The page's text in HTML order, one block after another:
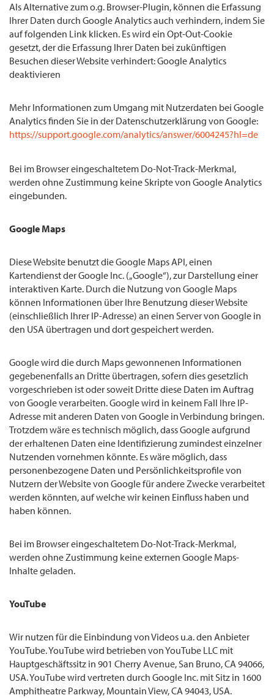
Als Alternative zum o.g. Browser-Plugin, können die Erfassung
Ihrer Daten durch Google Analytics auch verhindern, indem Sie
auf folgenden Link klicken. Es wird ein Opt-Out-Cookie
gesetzt, der die Erfassung Ihrer Daten bei zukünftigen
Besuchen dieser Website verhindert: Google Analytics
deaktivieren
Mehr Informationen zum Umgang mit Nutzerdaten bei Google
Analytics finden Sie in der Datenschutzerklärung von Google:
https://support.google.com/analytics/answer/6004245?hl=de
Bei im Browser eingeschaltetem Do-Not-Track-Merkmal,
werden ohne Zustimmung keine Skripte von Google Analytics
eingebunden.
Google Maps
Diese Website benutzt die Google Maps API, einen
Kartendienst der Google Inc. („Google“), zur Darstellung einer
interaktiven Karte. Durch die Nutzung von Google Maps
können Informationen über Ihre Benutzung dieser Website
(einschließlich Ihrer IP-Adresse) an einen Server von Google in
den USA übertragen und dort gespeichert werden.
Google wird die durch Maps gewonnenen Informationen
gegebenenfalls an Dritte übertragen, sofern dies gesetzlich
vorgeschrieben ist oder soweit Dritte diese Daten im Auftrag
von Google verarbeiten. Google wird in keinem Fall Ihre IP-
Adresse mit anderen Daten von Google in Verbindung bringen.
Trotzdem wäre es technisch möglich, dass Google aufgrund
der erhaltenen Daten eine Identifizierung zumindest einzelner
Nutzenden vornehmen könnte. Es wäre möglich, dass
personenbezogene Daten und Persönlichkeitsprofile von
Nutzern der Website von Google für andere Zwecke verarbeitet
werden könnten, auf welche wir keinen Einfluss haben und
haben können.
Bei im Browser eingeschaltetem Do-Not-Track-Merkmal,
werden ohne Zustimmung keine externen Google Maps-
Inhalte geladen.
YouTube
Wir nutzen für die Einbindung von Videos u.a. den Anbieter
YouTube. YouTube wird betrieben von YouTube LLC mit
Hauptgeschäftssitz in 901 Cherry Avenue, San Bruno, CA 94066,
USA. YouTube wird vertreten durch Google Inc. mit Sitz in 1600
Amphitheatre Parkway, Mountain View, CA 94043, USA.